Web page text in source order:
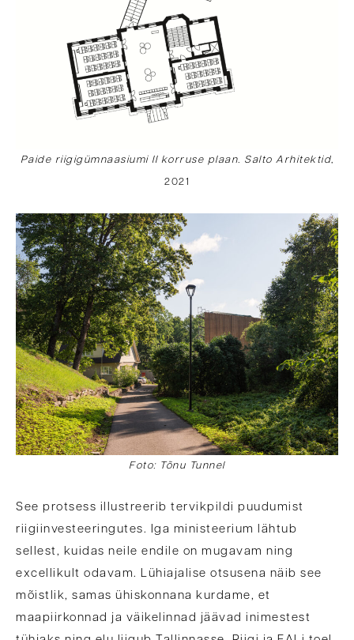
Paide riigigümnaasiumi II korruse plaan. Salto Arhitektid,
2021
Foto: Tõnu Tunnel
See protsess illustreerib tervikpildi puudumist
riigiinvesteeringutes. Iga ministeerium lähtub
sellest, kuidas neile endile on mugavam ning
excellikult odavam. Lühiajalise otsusena näib see
mõistlik, samas ühiskonnana kurdame, et
maapiirkonnad ja väikelinnad jäävad inimestest